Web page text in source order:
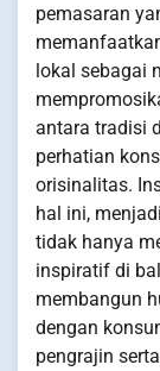
pemasaran
lokal sebagai
antara tradisi
perhatian
orisinalitas.
hal ini,
tidak hanya
inspiratif di
membangun
dengan
pengrajin